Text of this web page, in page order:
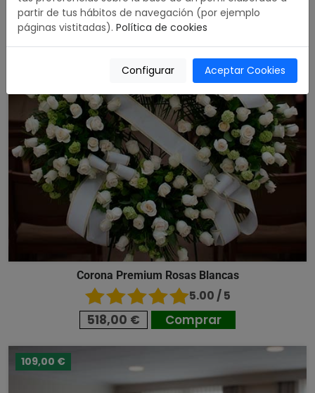
Corona Premium Rosas Blancas
5.00 / 5
518,00 € Comprar
109,00 €
partir de tus hábitos de navegación (por ejemplo
páginas vistitadas). Política de cookies
Configurar Aceptar Cookies